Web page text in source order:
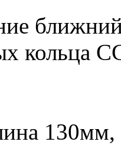
кольца